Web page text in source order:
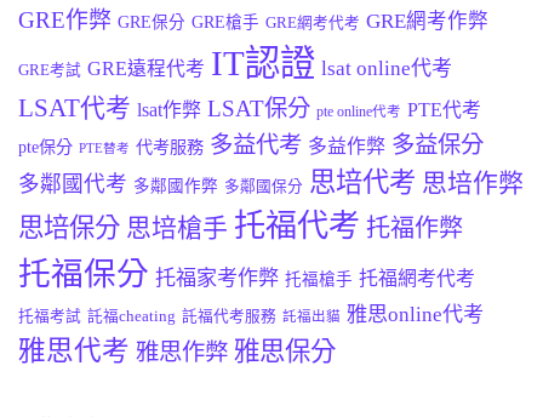
GRE作弊 GRE保分 GRE槍手 GRE網考代考 GRE網考作弊
GRE考試 GRE遠程代考 IT認證 lsat online代考
LSAT代考 lsat作弊 LSAT保分 pte online代考 PTE代考
pte保分 PTE替考 代考服務 多益代考 多益作弊 多益保分
多鄰國代考 多鄰國作弊 多鄰國保分 思培代考 思培作弊
思培保分 思培槍手 托福代考 托福作弊
托福保分 托福家考作弊 托福槍手 托福網考代考
托福考試 託福cheating 託福代考服務 託福出貓 雅思online代考
雅思代考 雅思作弊 雅思保分